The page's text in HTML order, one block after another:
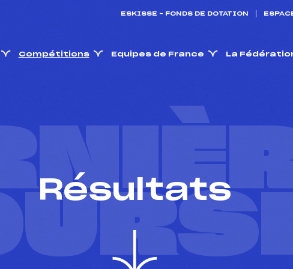
ESKISSE – FONDS DE DOTATION
Compétitions Equipes de France La
Résultats